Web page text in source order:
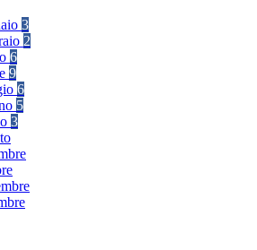
3
2
6
9
6
5
3